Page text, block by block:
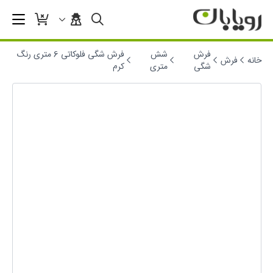
خانه فرش
فرش
شگی
شش
متری
فرش شگی فلوکاتی 6 متری رنگ
کرم